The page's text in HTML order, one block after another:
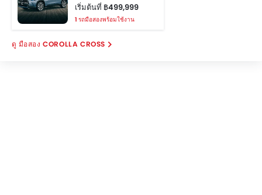
เริ่มต้นที่ ฿499,999
1 รถมือสองพร้อมใช้งาน
มือสอง COROLLA CROSS